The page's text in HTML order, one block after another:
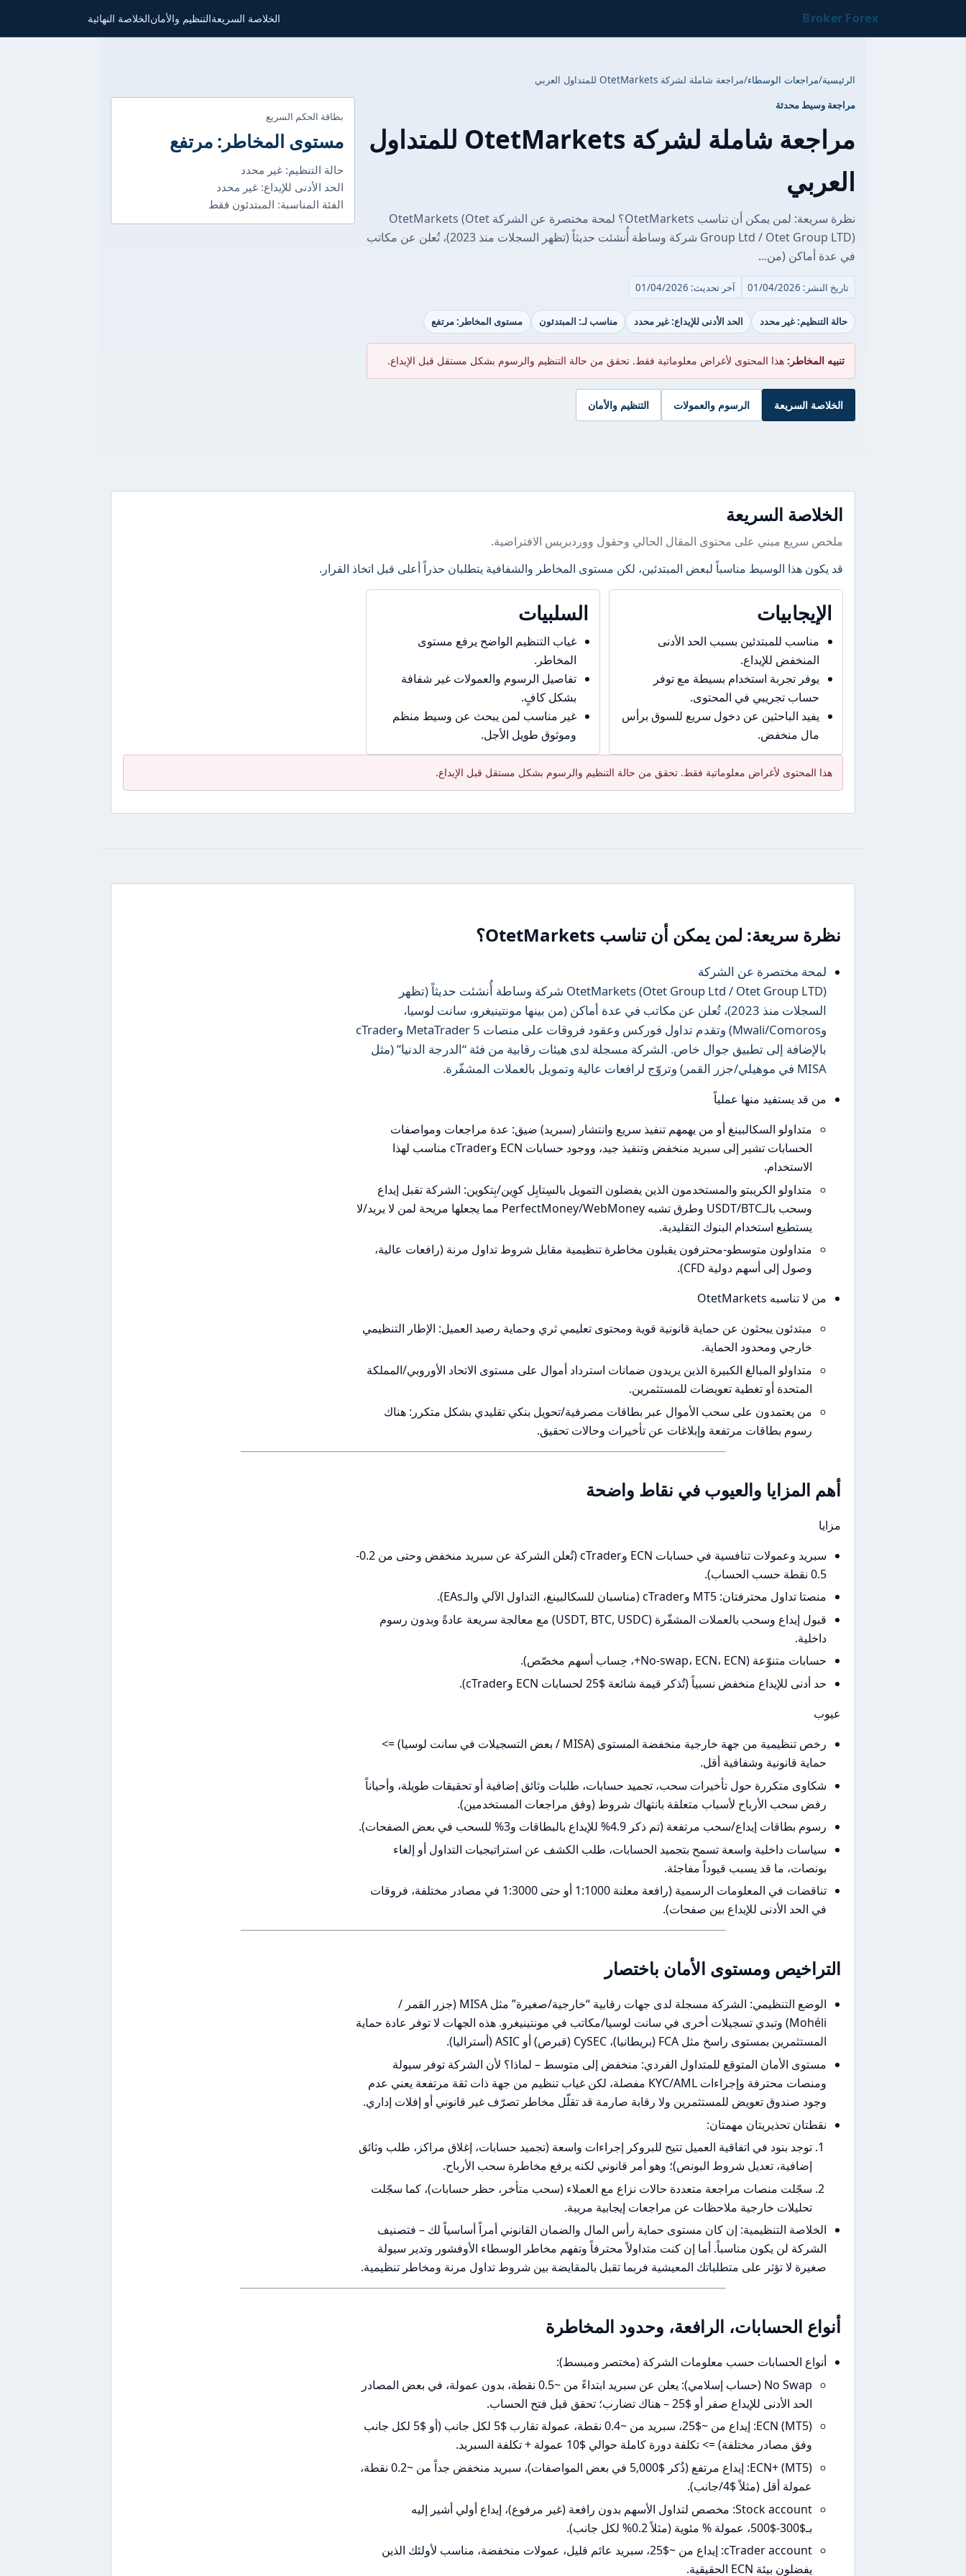
Broker Forex الخلاصة السريعةالتنظيم والأمانالخلاصة النهائية
الرئيسية/مراجعات الوسطاء/مراجعة شاملة لشركة OtetMarkets للمتداول العربي
مراجعة وسيط محدثة
مراجعة شاملة لشركة OtetMarkets للمتداول
العربي
نظرة سريعة: لمن يمكن أن تناسب OtetMarkets؟ لمحة مختصرة عن الشركة OtetMarkets (Otet
Group Ltd / Otet Group LTD) شركة وساطة أُنشئت حديثاً (تظهر السجلات منذ 2023)، تُعلن عن مكاتب
في عدة أماكن (من...
تاريخ النشر: 01/04/2026 آخر تحديث: 01/04/2026
حالة التنظيم: غير محدد الحد الأدنى للإيداع: غير محدد مناسب لـ: المبتدئون مستوى المخاطر: مرتفع
تنبيه المخاطر: هذا المحتوى لأغراض معلوماتية فقط. تحقق من حالة التنظيم والرسوم بشكل مستقل قبل الإيداع.
الخلاصة السريعة الرسوم والعمولات التنظيم والأمان
بطاقة الحكم السريع
مستوى المخاطر: مرتفع
حالة التنظيم: غير محدد
الحد الأدنى للإيداع: غير محدد
الفئة المناسبة: المبتدئون فقط
الخلاصة السريعة
ملخص سريع مبني على محتوى المقال الحالي وحقول ووردبريس الافتراضية.
قد يكون هذا الوسيط مناسباً لبعض المبتدئين، لكن مستوى المخاطر والشفافية يتطلبان حذراً أعلى قبل اتخاذ القرار.
الإيجابيات
مناسب للمبتدئين بسبب الحد الأدنى
المنخفض للإيداع.
يوفر تجربة استخدام بسيطة مع توفر
حساب تجريبي في المحتوى.
يفيد الباحثين عن دخول سريع للسوق برأس
مال منخفض.
السلبيات
غياب التنظيم الواضح يرفع مستوى
المخاطر.
تفاصيل الرسوم والعمولات غير شفافة
بشكل كافٍ.
غير مناسب لمن يبحث عن وسيط منظم
وموثوق طويل الأجل.
هذا المحتوى لأغراض معلوماتية فقط. تحقق من حالة التنظيم والرسوم بشكل مستقل قبل الإيداع.
نظرة سريعة: لمن يمكن أن تناسب OtetMarkets؟
لمحة مختصرة عن الشركة
OtetMarkets (Otet Group Ltd / Otet Group LTD) شركة وساطة أُنشئت حديثاً (تظهر
السجلات منذ 2023)، تُعلن عن مكاتب في عدة أماكن (من بينها مونتينيغرو، سانت لوسيا،
وMwali/Comoros) وتقدم تداول فوركس وعقود فروقات على منصات MetaTrader 5 وcTrader
بالإضافة إلى تطبيق جوال خاص. الشركة مسجلة لدى هيئات رقابية من فئة “الدرجة الدنيا” (مثل
MISA في موهيلي/جزر القمر) وتروّج لرافعات عالية وتمويل بالعملات المشفّرة.
من قد يستفيد منها عملياً
متداولو السكالبينغ أو من يهمهم تنفيذ سريع وانتشار (سبريد) ضيق: عدة مراجعات ومواصفات
الحسابات تشير إلى سبريد منخفض وتنفيذ جيد، ووجود حسابات ECN وcTrader مناسب لهذا
الاستخدام.
متداولو الكريبتو والمستخدمون الذين يفضلون التمويل بالسِتابِل كوِين/بِتكوين: الشركة تقبل إيداع
وسحب بالـUSDT/BTC وطرق تشبه PerfectMoney/WebMoney مما يجعلها مريحة لمن لا يريد/لا
يستطيع استخدام البنوك التقليدية.
متداولون متوسطو-محترفون يقبلون مخاطرة تنظيمية مقابل شروط تداول مرنة (رافعات عالية،
وصول إلى أسهم دولية CFD).
من لا تناسبه OtetMarkets
مبتدئون يبحثون عن حماية قانونية قوية ومحتوى تعليمي ثري وحماية رصيد العميل: الإطار التنظيمي
خارجي ومحدود الحماية.
متداولو المبالغ الكبيرة الذين يريدون ضمانات استرداد أموال على مستوى الاتحاد الأوروبي/المملكة
المتحدة أو تغطية تعويضات للمستثمرين.
من يعتمدون على سحب الأموال عبر بطاقات مصرفية/تحويل بنكي تقليدي بشكل متكرر: هناك
رسوم بطاقات مرتفعة وإبلاغات عن تأخيرات وحالات تحقيق.
أهم المزايا والعيوب في نقاط واضحة
مزايا
سبريد وعمولات تنافسية في حسابات ECN وcTrader (تُعلن الشركة عن سبريد منخفض وحتى من 0.2-
0.5 نقطة حسب الحساب).
منصتا تداول محترفتان: MT5 وcTrader (مناسبان للسكالبينغ، التداول الآلي والـEAs).
قبول إيداع وسحب بالعملات المشفّرة (USDT, BTC, USDC) مع معالجة سريعة عادةً وبدون رسوم
داخلية.
حسابات متنوّعة (No-swap، ECN، ECN+، حِساب أسهم مخصّص).
حد أدنى للإيداع منخفض نسبياً (تُذكر قيمة شائعة $25 لحسابات ECN وcTrader).
عيوب
رخص تنظيمية من جهة خارجية منخفضة المستوى (MISA / بعض التسجيلات في سانت لوسيا) =>
حماية قانونية وشفافية أقل.
شكاوى متكررة حول تأخيرات سحب، تجميد حسابات، طلبات وثائق إضافية أو تحقيقات طويلة، وأحياناً
رفض سحب الأرباح لأسباب متعلقة بانتهاك شروط (وفق مراجعات المستخدمين).
رسوم بطاقات إيداع/سحب مرتفعة (تم ذكر 4.9% للإيداع بالبطاقات و3% للسحب في بعض الصفحات).
سياسات داخلية واسعة تسمح بتجميد الحسابات، طلب الكشف عن استراتيجيات التداول أو إلغاء
بونصات، ما قد يسبب قيوداً مفاجئة.
تناقضات في المعلومات الرسمية (رافعة معلنة 1:1000 أو حتى 1:3000 في مصادر مختلفة، فروقات
في الحد الأدنى للإيداع بين صفحات).
التراخيص ومستوى الأمان باختصار
الوضع التنظيمي: الشركة مسجلة لدى جهات رقابية “خارجية/صغيرة” مثل MISA (جزر القمر /
Mohéli) وتبدي تسجيلات أخرى في سانت لوسيا/مكاتب في مونتينيغرو. هذه الجهات لا توفر عادة حماية
المستثمرين بمستوى راسخ مثل FCA (بريطانيا)، CySEC (قبرص) أو ASIC (أستراليا).
مستوى الأمان المتوقع للمتداول الفردي: منخفض إلى متوسط – لماذا؟ لأن الشركة توفر سيولة
ومنصات محترفة وإجراءات KYC/AML مفصلة، لكن غياب تنظيم من جهة ذات ثقة مرتفعة يعني عدم
وجود صندوق تعويض للمستثمرين ولا رقابة صارمة قد تقلّل مخاطر تصرّف غير قانوني أو إفلات إداري.
نقطتان تحذيريتان مهمتان:
توجد بنود في اتفاقية العميل تتيح للبروكر إجراءات واسعة (تجميد حسابات، إغلاق مراكز، طلب وثائق
إضافية، تعديل شروط البونص)؛ وهو أمر قانوني لكنه يرفع مخاطرة سحب الأرباح.
سجّلت منصات مراجعة متعددة حالات نزاع مع العملاء (سحب متأخر، حظر حسابات)، كما سجّلت
تحليلات خارجية ملاحظات عن مراجعات إيجابية مريبة.
الخلاصة التنظيمية: إن كان مستوى حماية رأس المال والضمان القانوني أمراً أساسياً لك – فتصنيف
الشركة لن يكون مناسباً. أما إن كنت متداولاً محترفاً وتفهم مخاطر الوسطاء الأوفشور وتدير سيولة
صغيرة لا تؤثر على متطلباتك المعيشية فربما تقبل بالمقايضة بين شروط تداول مرنة ومخاطر تنظيمية.
أنواع الحسابات، الرافعة، وحدود المخاطرة
أنواع الحسابات حسب معلومات الشركة (مختصر ومبسط):
No Swap (حساب إسلامي): يعلن عن سبريد ابتداءً من ~0.5 نقطة، بدون عمولة، في بعض المصادر
الحد الأدنى للإيداع صفر أو $25 – هناك تضارب؛ تحقق قبل فتح الحساب.
ECN (MT5): إيداع من ~$25، سبريد من ~0.4 نقطة، عمولة تقارب $5 لكل جانب (أو $5 لكل جانب
وفق مصادر مختلفة) => تكلفة دورة كاملة حوالي $10 عمولة + تكلفة السبريد.
ECN+ (MT5): إيداع مرتفع (ذُكر $5,000 في بعض المواصفات)، سبريد منخفض جداً من ~0.2 نقطة،
عمولة أقل (مثلاً $4/جانب).
Stock account: مخصص لتداول الأسهم بدون رافعة (غير مرفوع)، إيداع أولي أشير إليه
بـ$300-$500، عمولة % مئوية (مثلاً 0.2% لكل جانب).
cTrader account: إيداع من ~$25، سبريد عائم قليل، عمولات منخفضة، مناسب لأولئك الذين
يفضلون بيئة ECN الحقيقية.